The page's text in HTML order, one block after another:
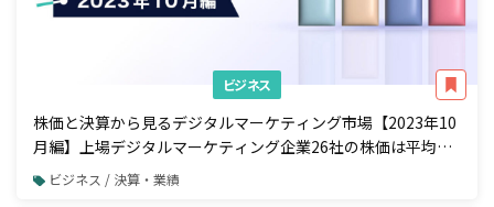
ビジネス
株価と決算から見るデジタルマーケティング市場【2023年10
月編】上場デジタルマーケティング企業26社の株価は平均
11.0%下落
ビジネス / 決算・業績